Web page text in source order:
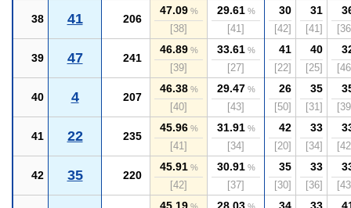
38 41 206
47.09%
[38]
29.61%
[41]
30
[42]
31
[41]
39 47 241
46.89%
[39]
33.61%
[27]
41
[22]
40
[25]
40 4 207
46.38%
[40]
29.47%
[43]
26
[50]
35
[31]
41 22 235
45.96%
[41]
31.91%
[34]
42
[20]
33
[34]
42 35 220
45.91%
[42]
30.91%
[37]
35
[30]
33
[36]